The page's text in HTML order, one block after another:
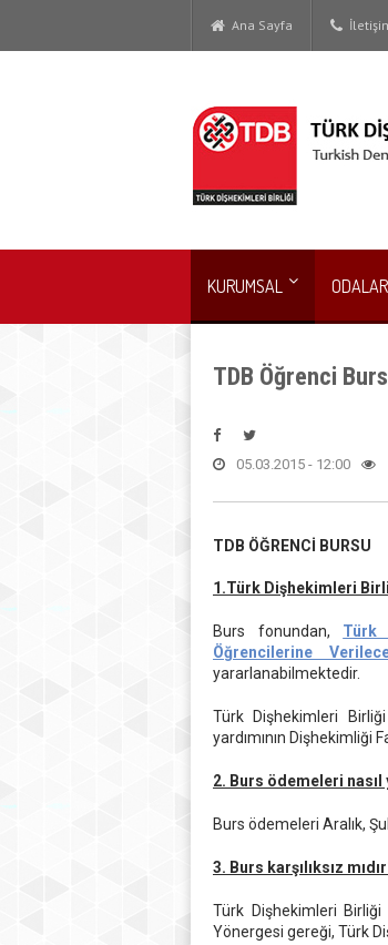
Ana Sayfa
KURUMSAL ODALAR
TDB Öğrenci
05.03.2015 - 12:00
TDB ÖĞRENCİ BURSU
1.Türk Dişhekimleri
Burs fonundan, Türk
Öğrencilerine
yararlanabilmektedir.
Türk Dişhekimleri
yardımının Dişhekimliği
2. Burs ödemeleri nasıl
Burs ödemeleri Aralık,
3. Burs karşılıksız
Türk Dişhekimleri Birliği
Yönergesi gereği, Türk